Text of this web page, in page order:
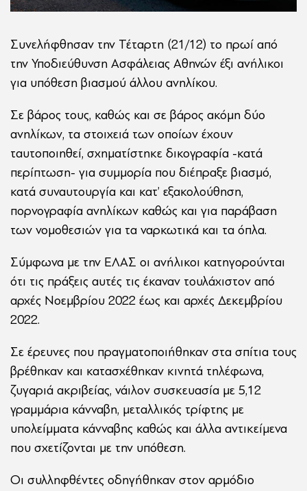
Συνελήφθησαν την Τέταρτη (21/12) το πρωί από
την Υποδιεύθυνση Ασφάλειας Αθηνών έξι ανήλικοι
για υπόθεση βιασμού άλλου ανηλίκου.
Σε βάρος τους, καθώς και σε βάρος ακόμη δύο
ανηλίκων, τα στοιχειά των οποίων έχουν
ταυτοποιηθεί, σχηματίστηκε δικογραφία -κατά
περίπτωση- για συμμορία που διέπραξε βιασμό,
κατά συναυτουργία και κατ’ εξακολούθηση,
πορνογραφία ανηλίκων καθώς και για παράβαση
των νομοθεσιών για τα ναρκωτικά και τα όπλα.
Σύμφωνα με την ΕΛΑΣ οι ανήλικοι κατηγορούνται
ότι τις πράξεις αυτές τις έκαναν τουλάχιστον από
αρχές Νοεμβρίου 2022 έως και αρχές Δεκεμβρίου
2022.
Σε έρευνες που πραγματοποιήθηκαν στα σπίτια τους
βρέθηκαν και κατασχέθηκαν κινητά τηλέφωνα,
ζυγαριά ακριβείας, νάιλον συσκευασία με 5,12
γραμμάρια κάνναβη, μεταλλικός τρίφτης με
υπολείμματα κάνναβης καθώς και άλλα αντικείμενα
που σχετίζονται με την υπόθεση.
Οι συλληφθέντες οδηγήθηκαν στον αρμόδιο